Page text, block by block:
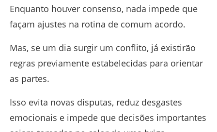
Enquanto houver consenso, nada impede que
façam ajustes na rotina de comum acordo.
Mas, se um dia surgir um conflito, já existirão
regras previamente estabelecidas para orientar
as partes.
Isso evita novas disputas, reduz desgastes
emocionais e impede que decisões importantes